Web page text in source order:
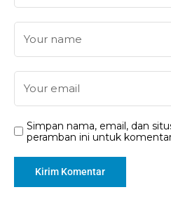
Simpan nama, email, dan
peramban ini untuk